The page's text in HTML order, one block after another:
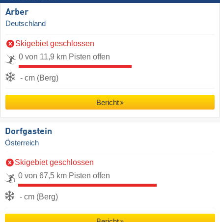
Arber
Deutschland
Skigebiet geschlossen
0 von 11,9 km Pisten offen
- cm (Berg)
Bericht
Dorfgastein
Österreich
Skigebiet geschlossen
0 von 67,5 km Pisten offen
- cm (Berg)